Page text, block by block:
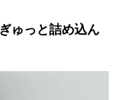
ゅっと詰め込ん